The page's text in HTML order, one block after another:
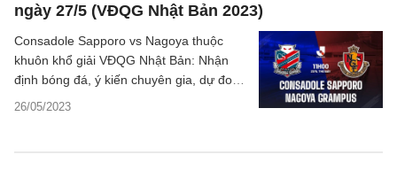
ngày 27/5 (VĐQG Nhật Bản 2023)
26/05/2023
Consadole Sapporo vs Nagoya thuộc
khuôn khổ giải VĐQG Nhật Bản: Nhận
định bóng đá, ý kiến chuyên gia, dự đoán
kết quả trận đấu, thông tin phân tích tỷ